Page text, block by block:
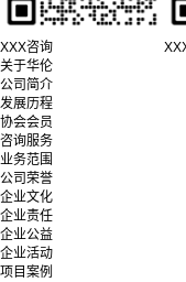
XXX咨询
关于华伦
公司简介
发展历程
协会会员
咨询服务
业务范围
公司荣誉
企业文化
企业责任
企业公益
企业活动
项目案例